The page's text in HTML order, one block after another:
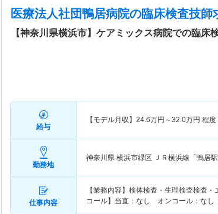
医療法人社団鴨居病院の臨床検査技師
【神奈川県横浜市】ケアミックス病院での臨床
給与
【モデル月収】 24.6万円～32.0万円 程度
勤務地
神奈川県 横浜市緑区 ＪＲ横浜線「鴨居
仕事内容
【業務内容】検体検査・生理検査検査
コール】当直：なし オンコール：なし